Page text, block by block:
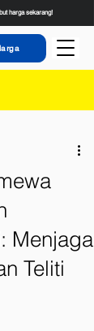
harga sekarang!
Menjaga
Teliti